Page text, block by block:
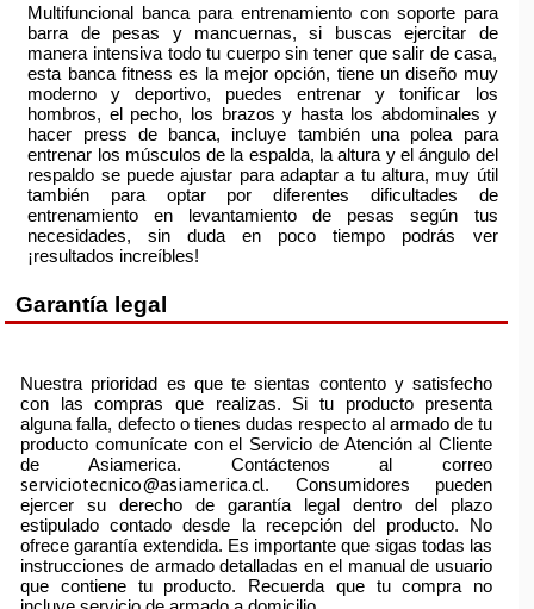
Multifuncional banca para entrenamiento con soporte para
barra de pesas y mancuernas, si buscas ejercitar de
manera intensiva todo tu cuerpo sin tener que salir de casa,
esta banca fitness es la mejor opción, tiene un diseño muy
moderno y deportivo, puedes entrenar y tonificar los
hombros, el pecho, los brazos y hasta los abdominales y
hacer press de banca, incluye también una polea para
entrenar los músculos de la espalda, la altura y el ángulo del
respaldo se puede ajustar para adaptar a tu altura, muy útil
también para optar por diferentes dificultades de
entrenamiento en levantamiento de pesas según tus
necesidades, sin duda en poco tiempo podrás ver
¡resultados increíbles!
Garantía legal
Nuestra prioridad es que te sientas contento y satisfecho
con las compras que realizas. Si tu producto presenta
alguna falla, defecto o tienes dudas respecto al armado de tu
producto comunícate con el Servicio de Atención al Cliente
de Asiamerica. Contáctenos al correo
serviciotecnico@asiamerica.cl. Consumidores pueden
ejercer su derecho de garantía legal dentro del plazo
estipulado contado desde la recepción del producto. No
ofrece garantía extendida. Es importante que sigas todas las
instrucciones de armado detalladas en el manual de usuario
que contiene tu producto. Recuerda que tu compra no